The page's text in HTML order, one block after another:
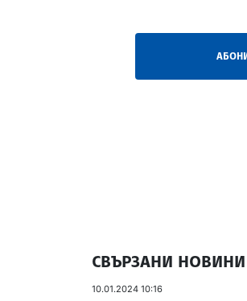
СВЪРЗАНИ НОВИНИ
10.01.2024 10:16